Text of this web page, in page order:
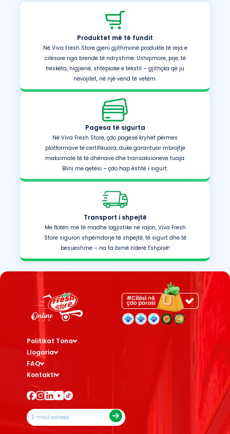
Produktet më të fundit
Në Viva Fresh Store gjeni gjithmonë produkte të reja e
cilësore nga brende të ndryshme. Ushqimore, pije, të
freskëta, higjienë, shtëpiake e tekstil – gjithçka që ju
nevojitet, në një vend të vetëm.
Pagesa të sigurta
Në Viva Fresh Store, çdo pagesë kryhet përmes
platformave të certifikuara, duke garantuar mbrojtje
maksimale të të dhënave dhe transaksioneve tuaja.
Blini me qetësi – çdo hap është i sigurt.
Transport i shpejtë
Me flotën më të madhe logjistike në rajon, Viva Fresh
Store siguron shpërndarje të shpejtë, të sigurt dhe të
besueshme – na ta bimë n'derë t'shpisë!
Politikat Tona
Llogaria
FAQ
Kontakti